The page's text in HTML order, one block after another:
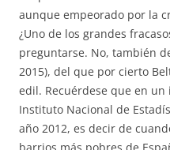
aunque empeorado por la
¿Uno de los grandes
preguntarse. No, también
2015), del que por cierto
edil. Recuérdese que en
Instituto Nacional de
año 2012, es decir de